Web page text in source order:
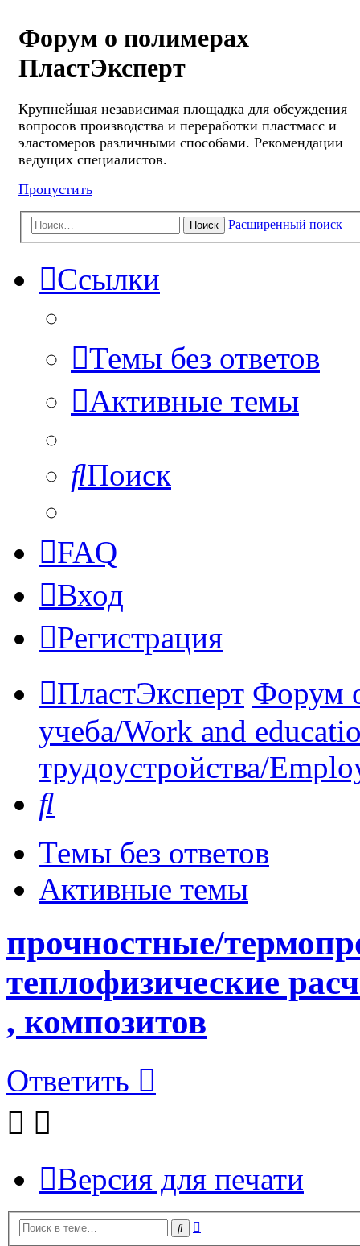
Форум о полимерах
ПластЭксперт
Крупнейшая независимая площадка для обсуждения
вопросов производства и переработки пластмасс и
эластомеров различными способами. Рекомендации
ведущих специалистов.
Пропустить
Поиск Расширенный поиск
Ссылки
Темы без ответов
Активные темы
Поиск
FAQ
Вход
Регистрация
ПластЭксперт Форум
учеба/Work and
трудоустройства/
Темы без ответов
Активные темы
прочностные/
теплофизические
, композитов
Ответить
Версия для печати
Поиск